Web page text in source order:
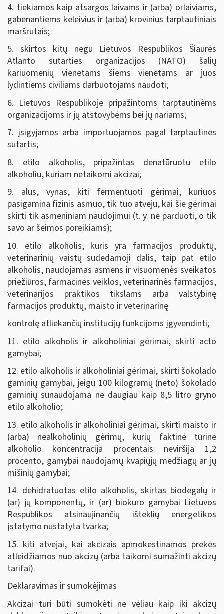
4. tiekiamos kaip atsargos laivams ir (arba) orlaiviams,
gabenantiems keleivius ir (arba) krovinius tarptautiniais
maršrutais;
5. skirtos kitų negu Lietuvos Respublikos Šiaurės
Atlanto sutarties organizacijos (NATO) šalių
kariuomenių vienetams šiems vienetams ar juos
lydintiems civiliams darbuotojams naudoti;
6. Lietuvos Respublikoje pripažintoms tarptautinėms
organizacijoms ir jų atstovybėms bei jų nariams;
7. įsigyjamos arba importuojamos pagal tarptautines
sutartis;
8. etilo alkoholis, pripažintas denatūruotu etilo
alkoholiu, kuriam netaikomi akcizai;
9. alus, vynas, kiti fermentuoti gėrimai, kuriuos
pasigamina fizinis asmuo, tik tuo atveju, kai šie gėrimai
skirti tik asmeniniam naudojimui (t. y. ne parduoti, o tik
savo ar šeimos poreikiams);
10. etilo alkoholis, kuris yra farmacijos produktų,
veterinarinių vaistų sudedamoji dalis, taip pat etilo
alkoholis, naudojamas asmens ir visuomenės sveikatos
priežiūros, farmacinės veiklos, veterinarinės farmacijos,
veterinarijos praktikos tikslams arba valstybinę
farmacijos produktų, maisto ir veterinarinę
kontrolę atliekančių institucijų funkcijoms įgyvendinti;
11. etilo alkoholis ir alkoholiniai gėrimai, skirti acto
gamybai;
12. etilo alkoholis ir alkoholiniai gėrimai, skirti šokolado
gaminių gamybai, jeigu 100 kilogramų (neto) šokolado
gaminių sunaudojama ne daugiau kaip 8,5 litro gryno
etilo alkoholio;
13. etilo alkoholis ir alkoholiniai gėrimai, skirti maisto ir
(arba) nealkoholinių gėrimų, kurių faktinė tūrinė
alkoholio koncentracija procentais neviršija 1,2
procento, gamybai naudojamų kvapiųjų medžiagų ar jų
mišinių gamybai;
14. dehidratuotas etilo alkoholis, skirtas biodegalų ir
(ar) jų komponentų, ir (ar) biokuro gamybai Lietuvos
Respublikos atsinaujinančių išteklių energetikos
įstatymo nustatyta tvarka;
15. kiti atvejai, kai akcizais apmokestinamos prekės
atleidžiamos nuo akcizų (arba taikomi sumažinti akcizų
tarifai).
Deklaravimas ir sumokėjimas
Akcizai turi būti sumokėti ne vėliau kaip iki akcizų